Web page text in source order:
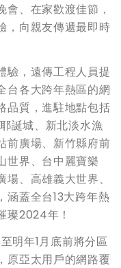
、在家歡渡佳節，
，向親友傳遞最即時
驗，遠傳工程人員提
台各大跨年熱區的網
品質，進駐地點包括
誕城、新北淡水漁
前廣場、新竹縣府前
世界、台中麗寶樂
、高雄義大世界、
涵蓋全台13大跨年熱
璨2024年！
明年1月底前將分區
原亞太用戶的網路覆